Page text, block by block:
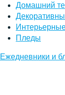
Домашний
Пледы
Ежедневники и